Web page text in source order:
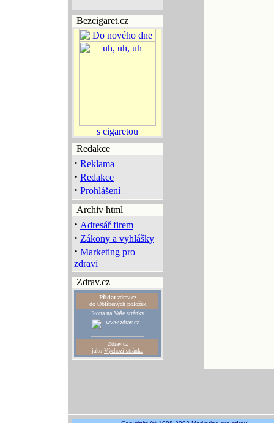
Bezcigaret.cz
Redakce
· Reklama
· Redakce
· Prohlášení
Archiv html
· Adresář firem
· Zákony a vyhlášky
· Marketing pro
zdraví
Zdrav.cz
Přidatzdrav.cz
do Oblíbených položek
Ikona na Vaše stránky
Zdrav.cz
jako Výchozí stránka